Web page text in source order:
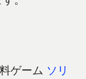
ゲーム ソリ